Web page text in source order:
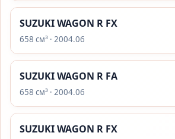
SUZUKI WAGON R FX
658 см³ · 2004.06
SUZUKI WAGON R FA
658 см³ · 2004.06
SUZUKI WAGON R FX